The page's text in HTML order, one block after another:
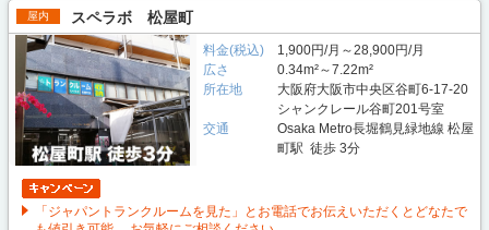
屋内 スペラボ 松屋町
料金(税込)
1,900円/月～28,900円/月
広さ
0.34m²～7.22m²
所在地
大阪府大阪市中央区谷町6-17-20
シャンクレール谷町201号室
交通
Osaka Metro長堀鶴見緑地線 松屋
町駅 徒歩 3分
「ジャパントランクルームを見た」とお電話でお伝えいただくとどなたで